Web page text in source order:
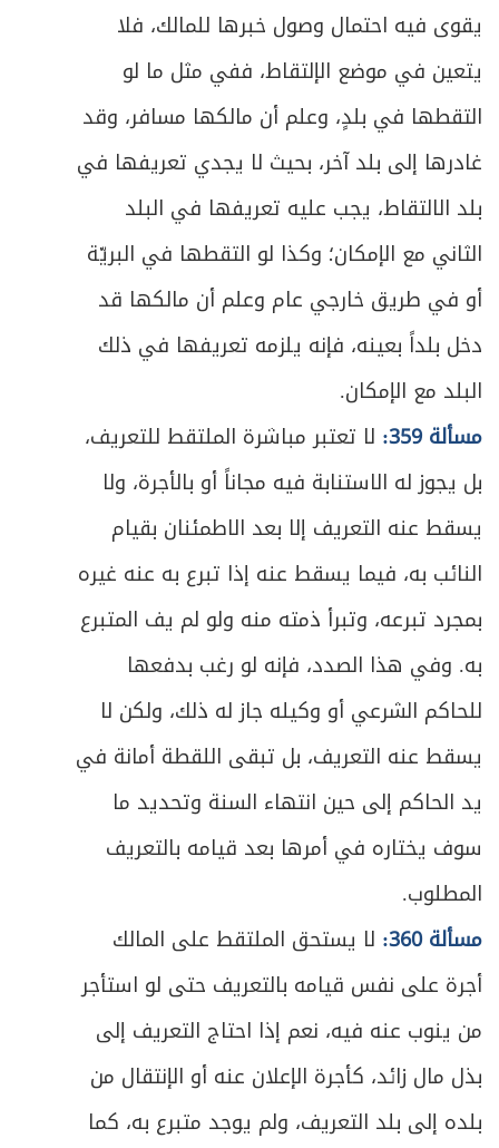
يقوى فيه احتمال وصول خبرها للمالك، فلا
يتعين في موضع الإلتقاط، ففي مثل ما لو
التقطها في بلدٍ، وعلم أن مالكها مسافر، وقد
غادرها إلى بلد آخر، بحيث لا يجدي تعريفها في
بلد الالتقاط، يجب عليه تعريفها في البلد
الثاني مع الإمكان؛ وكذا لو التقطها في البريّة
أو في طريق خارجي عام وعلم أن مالكها قد
دخل بلداً بعينه، فإنه يلزمه تعريفها في ذلك
البلد مع الإمكان.
مسألة 359:
لا تعتبر مباشرة الملتقط للتعريف،
بل يجوز له الاستنابة فيه مجاناً أو بالأجرة، ولا
يسقط عنه التعريف إلا بعد الاطمئنان بقيام
النائب به، فيما يسقط عنه إذا تبرع به عنه غيره
بمجرد تبرعه، وتبرأ ذمته منه ولو لم يف المتبرع
به. وفي هذا الصدد، فإنه لو رغب بدفعها
للحاكم الشرعي أو وكيله جاز له ذلك، ولكن لا
يسقط عنه التعريف، بل تبقى اللقطة أمانة في
يد الحاكم إلى حين انتهاء السنة وتحديد ما
سوف يختاره في أمرها بعد قيامه بالتعريف
المطلوب.
مسألة 360:
لا يستحق الملتقط على المالك
أجرة على نفس قيامه بالتعريف حتى لو استأجر
من ينوب عنه فيه، نعم إذا احتاج التعريف إلى
بذل مال زائد، كأجرة الإعلان عنه أو الإنتقال من
بلده إلى بلد التعريف، ولم يوجد متبرع به، كما